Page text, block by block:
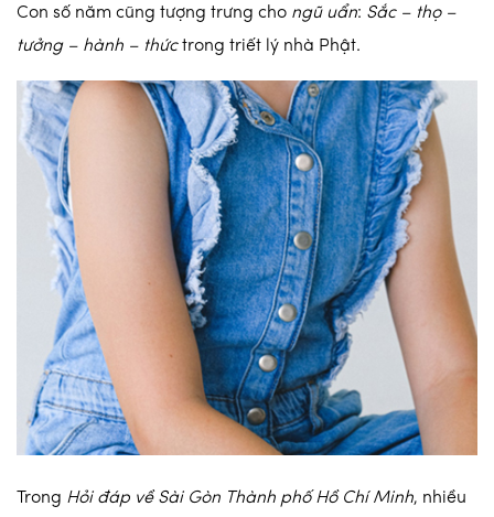
Con số năm cũng tượng trưng cho ngũ uẩn: Sắc – thọ –
tưởng – hành – thứctrong triết lý nhà Phật.
Trong Hỏi đáp về Sài Gòn Thành phố Hồ Chí Minh, nhiều